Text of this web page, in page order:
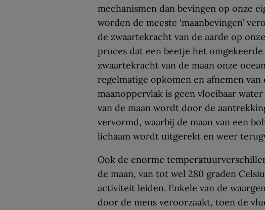
mechanismen dan bevingen op onze
worden de meeste ‘maanbevingen’
de zwaartekracht van de aarde op
proces dat een beetje het
zwaartekracht van de maan onze
regelmatige opkomen en afnemen
maanoppervlak is geen vloeibaar
van de maan wordt door de
vervormd, waarbij de maan van een
lichaam wordt uitgerekt en weer
Ook de enorme
de maan, van tot wel 280 graden
activiteit leiden. Enkele van de
door de mens veroorzaakt, toen de